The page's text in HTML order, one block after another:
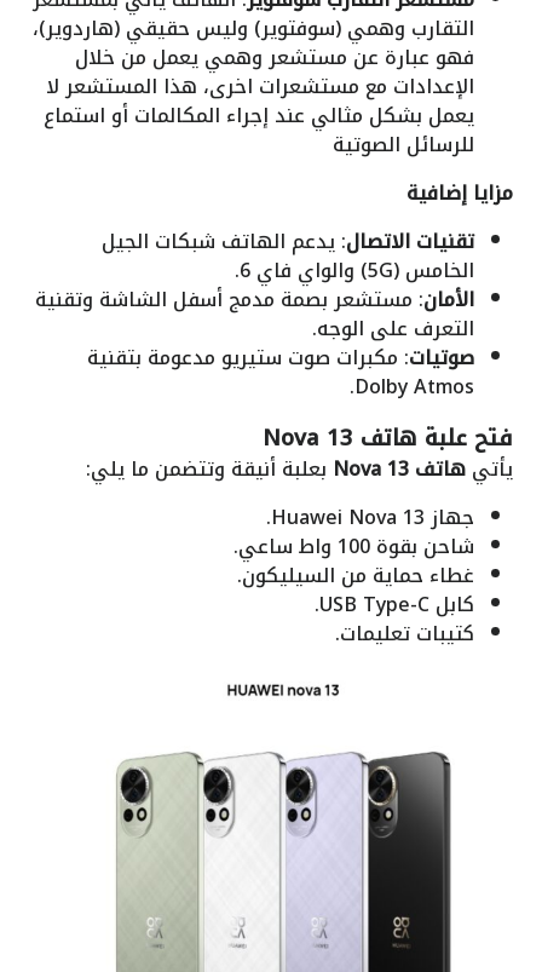
التقارب وهمي (سوفتوير) وليس حقيقي (هاردوير)،
فهو عبارة عن مستشعر وهمي يعمل من خلال
الإعدادات مع مستشعرات اخرى، هذا المستشعر لا
يعمل بشكل مثالي عند إجراء المكالمات أو استماع
للرسائل الصوتية
مزايا إضافية
تقنيات الاتصال: يدعم الهاتف شبكات الجيل
الخامس (5G) والواي فاي 6.
الأمان: مستشعر بصمة مدمج أسفل الشاشة وتقنية
التعرف على الوجه.
صوتيات: مكبرات صوت ستيريو مدعومة بتقنية
Dolby Atmos.
فتح علبة هاتف Nova 13
يأتيهاتف Nova 13
بعلبة أنيقة وتتضمن ما يلي:
جهاز Huawei Nova 13.
شاحن بقوة 100 واط ساعي.
غطاء حماية من السيليكون.
كابل USB Type-C.
كتيبات تعليمات.